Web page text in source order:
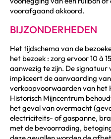
voorafgaand akkoord.
BIJZONDERHEDEN
Het tijdschema van de
het bezoek : zorg ervoor 10 à
aanwezig te zijn. De signatuur
impliceert de aanvaarding
verkoopvoorwaarden van het
Historisch Mijncentrum
het geval van overmacht
electriciteits- of gaspanne,
met de bevoorrading,